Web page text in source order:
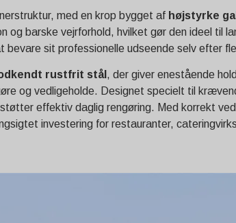
med en krop bygget af højstyrke
barske vejrforhold, hvilket gør den ideel til
sit professionelle udseende selv efter
rustfrit stål , der giver enestående
og vedligeholde. Designet specielt til
effektiv daglig rengøring. Med korrekt
investering for restauranter,